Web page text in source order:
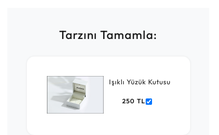
Tarzını Tamamla:
Işıklı Yüzük Kutusu
250 TL